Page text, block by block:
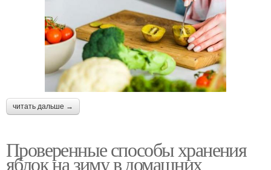
читать дальше →
Проверенные способы хранения
яблок на зиму в домашних